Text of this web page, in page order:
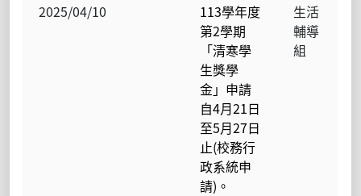
2025/04/10
113學年度
第2學期
「清寒學
生獎學
金」申請
自4月21日
至5月27日
止(校務行
政系統申
請)。
生活
輔導
組